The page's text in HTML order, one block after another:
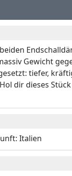
Gewicht
tiefer,
dir dieses
Italien